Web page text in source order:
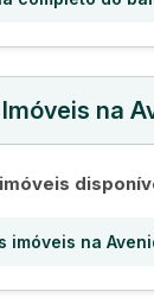
na
imóveis na